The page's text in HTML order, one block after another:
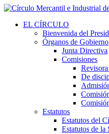
EL CÍRCULO
Bienvenida del
Órganos de Gobierno
Junta Directiva
Comisiones
De
Estatutos
Estatutos del
Estatutos de